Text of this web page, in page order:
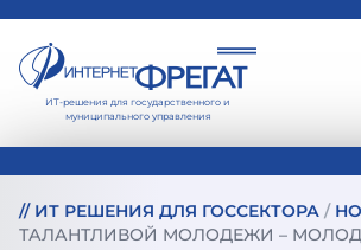
ИТ-решения для государственного и
муниципального управления
// ИТ РЕШЕНИЯ ДЛЯ ГОССЕКТОРА /
ТАЛАНТЛИВОЙ МОЛОДЕЖИ –